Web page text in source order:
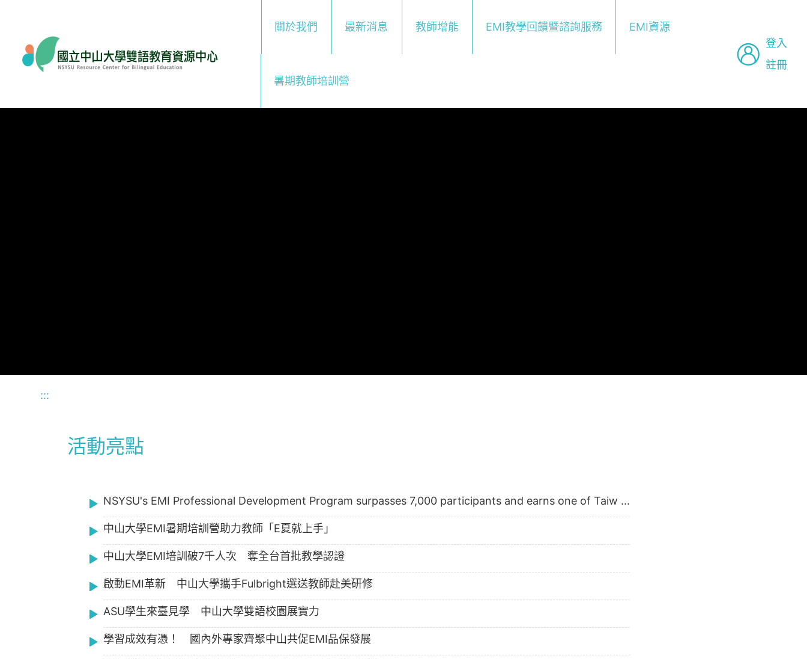
關於我們
最新消息 教師增能 EMI教學回饋暨諮詢服務 EMI資源
暑期教師培訓營
登入
註冊
:::
活動亮點
NSYSU's EMI Professional Development Program surpasses 7,000 participants and earns one of Taiw ...
中山大學EMI暑期培訓營助力教師「E夏就上手」
中山大學EMI培訓破7千人次 奪全台首批教學認證
啟動EMI革新 中山大學攜手Fulbright選送教師赴美研修
ASU學生來臺見學 中山大學雙語校園展實力
學習成效有憑！ 國內外專家齊聚中山共促EMI品保發展